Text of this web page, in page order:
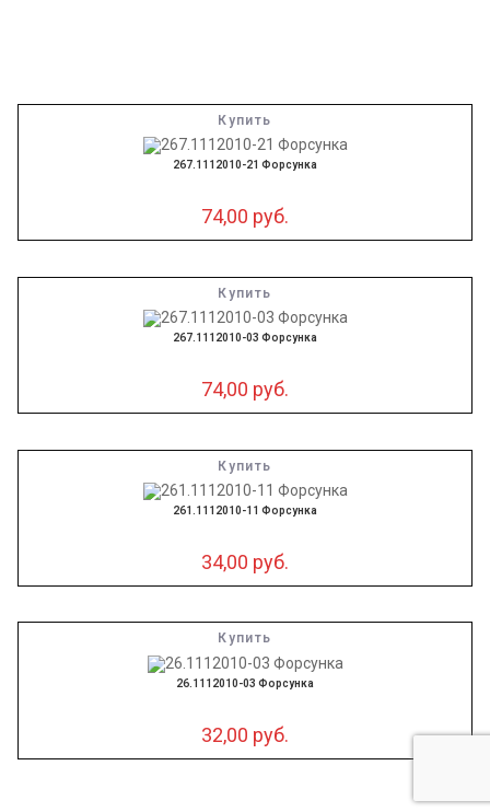
Купить
267.1112010-21 Форсунка
74,00 руб.
Купить
267.1112010-03 Форсунка
74,00 руб.
Купить
261.1112010-11 Форсунка
34,00 руб.
Купить
26.1112010-03 Форсунка
32,00 руб.